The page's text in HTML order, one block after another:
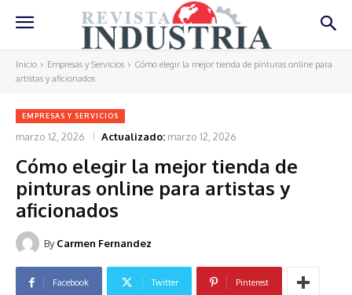
Inicio Empresas y Servicios
Cómo elegir la mejor tienda de pinturas online para
artistas y aficionados
EMPRESAS Y SERVICIOS
marzo 12, 2026 Actualizado: marzo 12, 2026
Cómo elegir la mejor tienda de
pinturas online para artistas y
aficionados
By Carmen Fernandez
Facebook Twitter Pinterest